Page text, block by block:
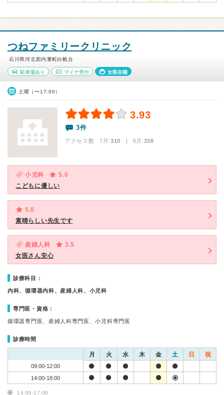
つねファミリークリニック
石川県河北郡内灘町白帆台
駐車場あり マイナ受付 女医在籍
土曜（〜17:00）
3.93
3件
アクセス数 7月:310 | 6月:338
小児科
5.0
こどもに優しい
5.0
素晴らしい先生です
産婦人科
3.5
女医さん安心
診療科目：
内科、循環器内科、産婦人科、小児科
専門医・資格：
循環器専門医、産婦人科専門医、小児科専門医
診療時間
月 火 水 木 金 土 日 祝
09:00-12:00
14:00-18:00
14:00-17:00